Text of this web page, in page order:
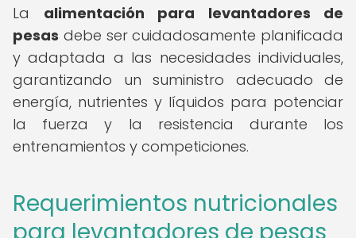
La alimentación para levantadores de
pesas debe ser cuidadosamente planificada
y adaptada a las necesidades individuales,
garantizando un suministro adecuado de
energía, nutrientes y líquidos para potenciar
la fuerza y la resistencia durante los
entrenamientos y competiciones.
Requerimientos nutricionales